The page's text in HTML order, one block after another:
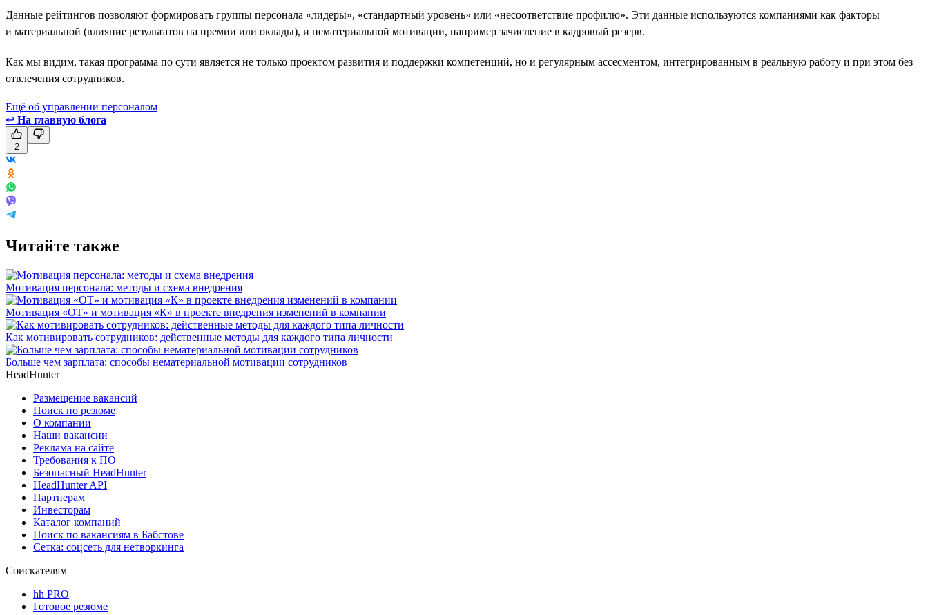
Данные рейтингов позволяют формировать группы персонала «лидеры», «стандартный уровень» или «несоответствие профилю». Эти данные используются компаниями как факторы
и материальной (влияние результатов на премии или оклады), и нематериальной мотивации, например зачисление в кадровый резерв.
Как мы видим, такая программа по сути является не только проектом развития и поддержки компетенций, но и регулярным ассесментом, интегрированным в реальную работу и при этом без
отвлечения сотрудников.
Ещё об управлении персоналом
↩ На главную блога
2
Читайте также
Мотивация персонала: методы и схема внедрения
Мотивация «ОТ» и мотивация «К» в проекте внедрения изменений в компании
Как мотивировать сотрудников: действенные методы для каждого типа личности
Больше чем зарплата: способы нематериальной мотивации сотрудников
HeadHunter
Размещение вакансий
Поиск по резюме
О компании
Наши вакансии
Реклама на сайте
Требования к ПО
Безопасный HeadHunter
HeadHunter API
Партнерам
Инвесторам
Каталог компаний
Поиск по вакансиям в Бабстове
Сетка: соцсеть для нетворкинга
Соискателям
hh PRO
Готовое резюме